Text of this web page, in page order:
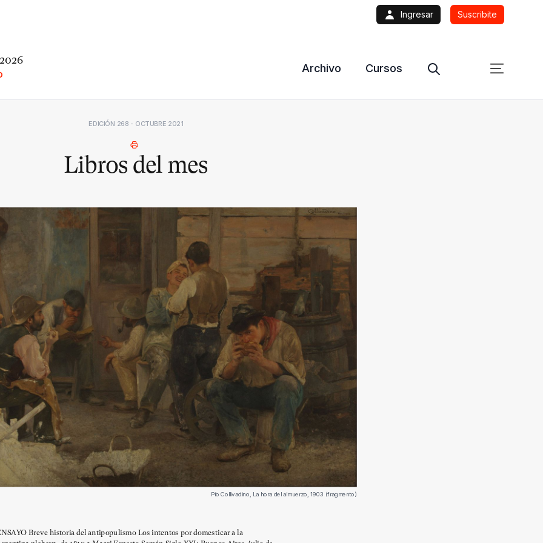
Ingresar Suscribite
Archivo Cursos
EDICIÓN 268 - OCTUBRE 2021
Libros del mes
Pío Collivadino, La hora del almuerzo, 1903 (fragmento)
Breve historia del antipopulismo Los intentos por domesticar a la